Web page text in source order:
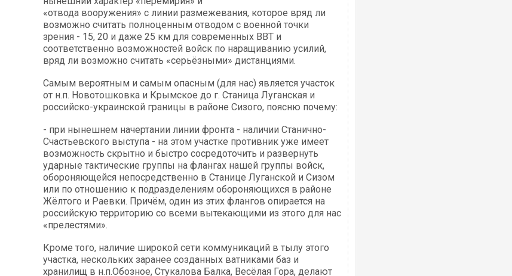
«отвода вооружения» с линии размежевания, которое вряд ли
возможно считать полноценным отводом с военной точки
зрения - 15, 20 и даже 25 км для современных ВВТ и
соответственно возможностей войск по наращиванию усилий,
вряд ли возможно считать «серьёзными» дистанциями.
Самым вероятным и самым опасным (для нас) является участок
от н.п. Новотошковка и Крымское до г. Станица Луганская и
российско-украинской границы в районе Сизого, поясню почему:
- при нынешнем начертании линии фронта - наличии Станично-
Счастьевского выступа - на этом участке противник уже имеет
возможность скрытно и быстро сосредоточить и развернуть
ударные тактические группы на флангах нашей группы войск,
обороняющейся непосредственно в Станице Луганской и Сизом
или по отношению к подразделениям обороняющихся в районе
Жёлтого и Раевки. Причём, один из этих флангов опирается на
российскую территорию со всеми вытекающими из этого для нас
«прелестями».
Кроме того, наличие широкой сети коммуникаций в тылу этого
участка, нескольких заранее созданных ватниками баз и
хранилищ в н.п.Обозное, Стукалова Балка, Весёлая Гора, делают